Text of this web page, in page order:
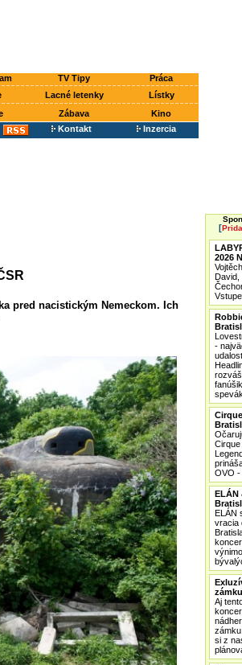
TV Tipy
Práca
Lacné letenky
Lístky
Zábava
Kino
Kontakt Inzercia
pred nacistickým Nemeckom. Ich
[
2026
David,
-
Cirque
OVO -
ELÁN
ELÁN
vracia
zámku
Aj
si z